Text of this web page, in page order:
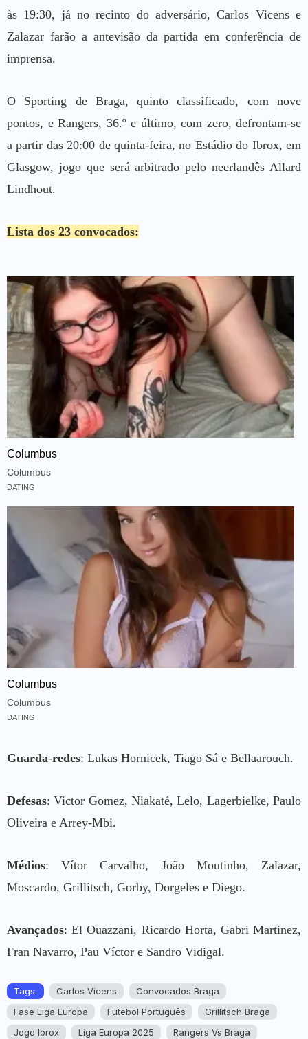
às 19:30, já no recinto do adversário, Carlos Vicens e
Zalazar farão a antevisão da partida em conferência de
imprensa.
O Sporting de Braga, quinto classificado, com nove
pontos, e Rangers, 36.º e último, com zero, defrontam-se
a partir das 20:00 de quinta-feira, no Estádio do Ibrox, em
Glasgow, jogo que será arbitrado pelo neerlandês Allard
Lindhout.
Lista dos 23 convocados:
Columbus
Columbus
DATING
Columbus
Columbus
DATING
Guarda-redes: Lukas Hornicek, Tiago Sá e Bellaarouch.
Defesas: Victor Gomez, Niakaté, Lelo, Lagerbielke, Paulo
Oliveira e Arrey-Mbi.
Médios: Vítor Carvalho, João Moutinho, Zalazar,
Moscardo, Grillitsch, Gorby, Dorgeles e Diego.
Avançados: El Ouazzani, Ricardo Horta, Gabri Martinez,
Fran Navarro, Pau Víctor e Sandro Vidigal.
Tags: Carlos Vicens
Convocados Braga
Fase Liga Europa
Futebol Português
Grillitsch Braga
Jogo Ibrox
Liga Europa 2025 Rangers Vs Braga